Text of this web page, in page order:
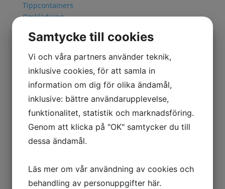
Tippcontainers
Omklädning
Sittbänkar
Småfackskåp
Tvätthantering
Transport
Flakvagnar & Långgodsvagnar
Pallvagnar & Skivvagnar
Kärror & Trallor
Maskin- & Möbeltransport
Montörvagnar
Nätcontainers
Vagnar & Hyllvagnar
Utomhusmiljö
Samtycke till cookies
Vi och våra partners använder teknik,
inklusive cookies, för att samla in
information om dig för olika ändamål,
inklusive: bättre användarupplevelse,
funktionalitet, statistik och marknadsföring.
Genom att klicka på "OK" samtycker du till
dessa ändamål.
Läs mer om vår användning av cookies och
behandling av personuppgifter här.